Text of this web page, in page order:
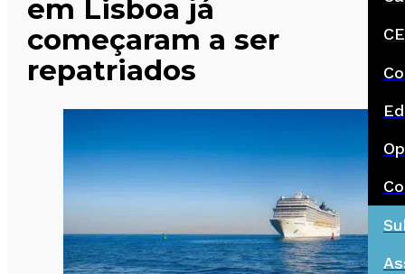
em Lisboa já
começaram a ser
repatriados